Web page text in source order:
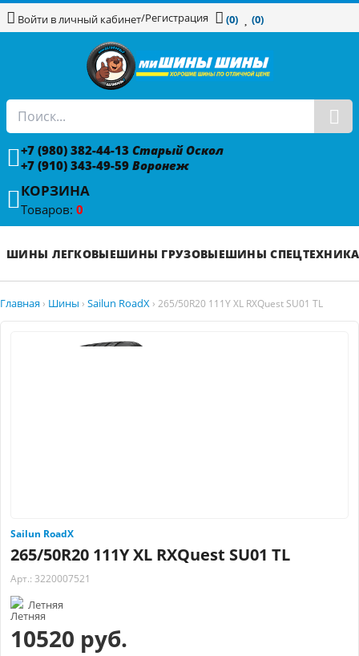
Войти в личный кабинет/Регистрация (0) (0)
+7 (980) 382-44-13 Старый Оскол
+7 (910) 343-49-59 Воронеж
КОРЗИНА
Товаров: 0
ШИНЫ ЛЕГКОВЫЕШИНЫ ГРУЗОВЫЕШИНЫ СПЕЦТЕХНИКА
Главная › Шины › Sailun RoadX › 265/50R20 111Y XL RXQuest SU01 TL
Sailun RoadX
265/50R20 111Y XL RXQuest SU01 TL
Арт.: 3220007521
Летняя
10520 руб.